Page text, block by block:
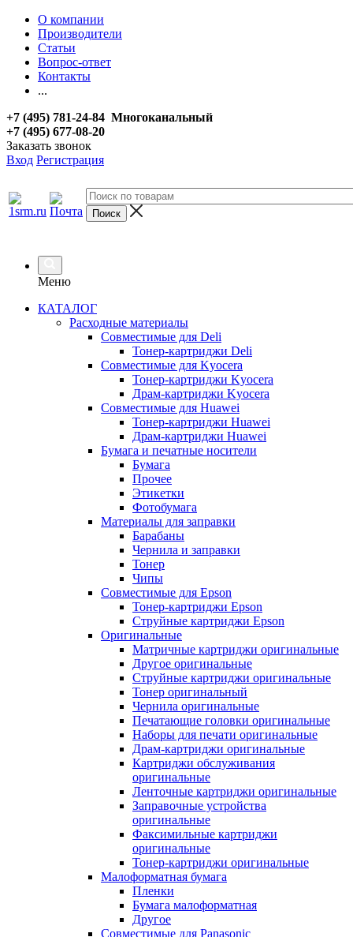
О компании
Производители
Статьи
Вопрос-ответ
Контакты
...
+7 (495) 781-24-84 Многоканальный
+7 (495) 677-08-20
Заказать звонок
Вход Регистрация
Меню
КАТАЛОГ
Расходные материалы
Совместимые для Deli
Тонер-картриджи Deli
Совместимые для Kyocera
Тонер-картриджи Kyocera
Драм-картриджи Kyocera
Совместимые для Huawei
Тонер-картриджи Huawei
Драм-картриджи Huawei
Бумага и печатные носители
Бумага
Прочее
Этикетки
Фотобумага
Материалы для заправки
Барабаны
Чернила и заправки
Тонер
Чипы
Совместимые для Epson
Тонер-картриджи Epson
Струйные картриджи Epson
Оригинальные
Матричные картриджи оригинальные
Другое оригинальные
Струйные картриджи оригинальные
Тонер оригинальный
Чернила оригинальные
Печатающие головки оригинальные
Наборы для печати оригинальные
Драм-картриджи оригинальные
Картриджи обслуживания
оригинальные
Ленточные картриджи оригинальные
Заправочные устройства
оригинальные
Факсимильные картриджи
оригинальные
Тонер-картриджи оригинальные
Малоформатная бумага
Пленки
Бумага малоформатная
Другое
Совместимые для Panasonic